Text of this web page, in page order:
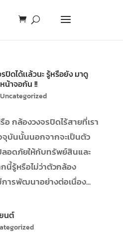
ดได้เเล้วนะ รู้หรือยัง มาดู
น้าจอกัน !!
Uncategorized
กล้องวงจรปิดไร้สายที่เรา
บันนั้นนอกจากจะเป็นตัว
อดภัยให้กับทรัพย์สินและ
รู้หรือไม่ว่าตัวกล้อง
ารพัฒนาอย่างต่อเนื่อง...
นต์